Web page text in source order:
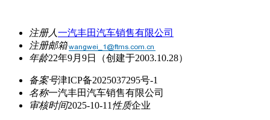
注册人一汽丰田汽车销售有限公司
注册邮箱
年龄22年9月9日 （创建于2003.10.28）
备案号津ICP备2025037295号-1
名称一汽丰田汽车销售有限公司
审核时间2025-10-11 性质企业